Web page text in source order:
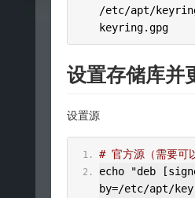
/etc/apt/
keyring.gpg
设置存储库并
设置源
# 官方源（需要可
echo
"deb
by=/etc/apt/